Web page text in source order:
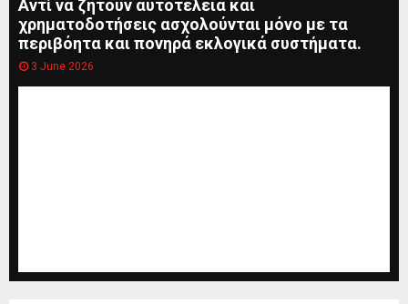
Αντί να ζητούν αυτοτέλεια και
χρηματοδοτήσεις ασχολούνται μόνο με τα
περιβόητα και πονηρά εκλογικά συστήματα.
3 June 2026